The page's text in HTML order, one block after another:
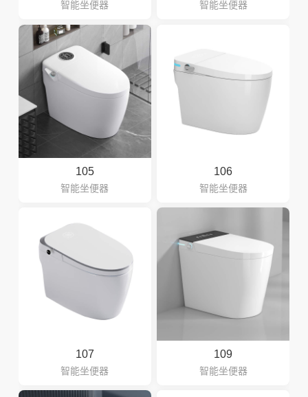
智能坐便器 智能坐便器
105
智能坐便器
106
智能坐便器
107
智能坐便器
109
智能坐便器